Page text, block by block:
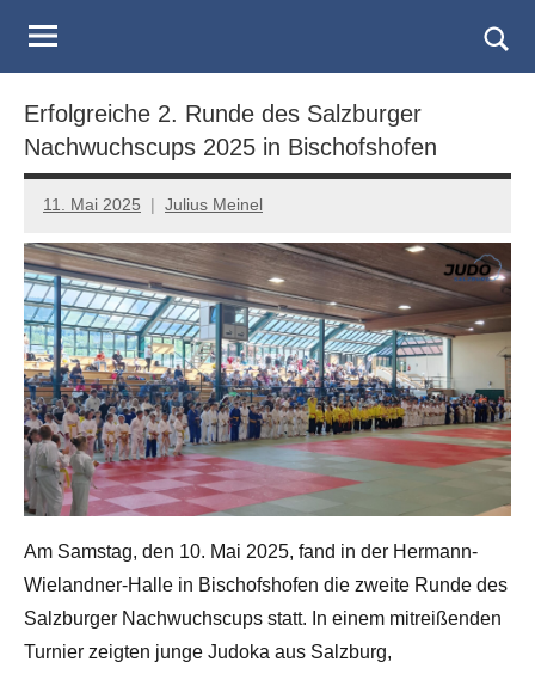
Judo
Landesverband
Salzburg
Erfolgreiche 2. Runde des Salzburger
Nachwuchscups 2025 in Bischofshofen
11. Mai 2025 Julius Meinel
Am Samstag, den 10. Mai 2025, fand in der Hermann-
Wielandner-Halle in Bischofshofen die zweite Runde des
Salzburger Nachwuchscups statt. In einem mitreißenden
Turnier zeigten junge Judoka aus Salzburg,